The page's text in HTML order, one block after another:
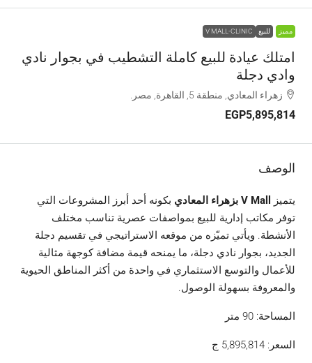
مميز للبيع V MALL-CLINIC
امتلك عيادة للبيع كاملة التشطيب في بجوار نادي
وادي دجلة
زهراء المعادي, منطقة 5, القاهرة, مصر.
EGP5,895,814
الوصف
يتميز V Mall بزهراء المعادي
بكونه أحد أبرز المشروعات التي
توفر مكاتب إدارية للبيع بمواصفات عصرية تناسب مختلف
الأنشطة. ويأتي تميّزه من موقعه الاستراتيجي في تقسيم دجلة
الجديد، بجوار نادي دجلة، ما يمنحه قيمة مضافة كوجهة مثالية
للأعمال والتوسع الاستثماري في واحدة من أكثر المناطق الحيوية
والمعروفة بسهولة الوصول.
المساحة: 90 متر
السعر: 5,895,814 ج